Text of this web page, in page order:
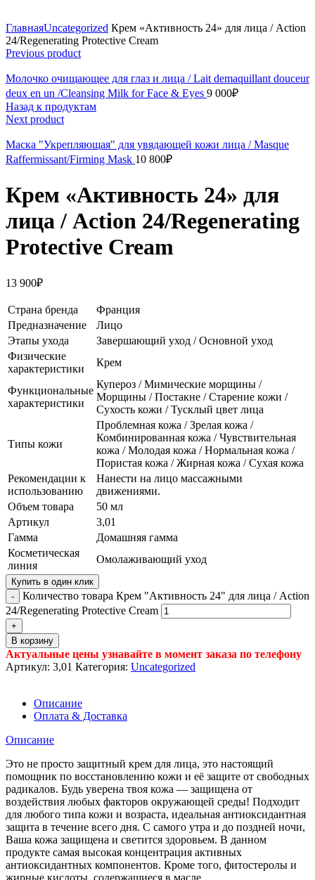
ГлавнаяUncategorized Крем «Активность 24» для лица / Action
24/Regenerating Protective Cream
Previous product
Молочко очищающее для глаз и лица / Lait demaquillant douceur
deux en un /Cleansing Milk for Face & Eyes 9 000₽
Назад к продуктам
Next product
Маска "Укрепляющая" для увядающей кожи лица / Masque
Raffermissant/Firming Mask 10 800₽
Крем «Активность 24» для
лица / Action 24/Regenerating
Protective Cream
13 900₽
Страна бренда
Франция
Предназначение
Лицо
Этапы ухода
Завершающий уход / Основной уход
Физические
характеристики
Крем
Функциональные
характеристики
Купероз / Мимические морщины /
Морщины / Постакне / Старение кожи /
Сухость кожи / Тусклый цвет лица
Типы кожи
Проблемная кожа / Зрелая кожа /
Комбинированная кожа / Чувствительная
кожа / Молодая кожа / Нормальная кожа /
Пористая кожа / Жирная кожа / Сухая кожа
Рекомендации к
использованию
Нанести на лицо массажными
движениями.
Объем товара
50 мл
Артикул
3,01
Гамма
Домашняя гамма
Косметическая
линия
Омолаживающий уход
Купить в один клик
Количество товара Крем "Активность 24" для лица / Action
24/Regenerating Protective Cream
В корзину
Актуальные цены узнавайте в момент заказа по телефону
Артикул: 3,01 Категория: Uncategorized
Описание
Оплата & Доставка
Описание
Это не просто защитный крем для лица, это настоящий
помощник по восстановлению кожи и её защите от свободных
радикалов. Будь уверена твоя кожа — защищена от
воздействия любых факторов окружающей среды! Подходит
для любого типа кожи и возраста, идеальная антиоксидантная
защита в течение всего дня. С самого утра и до поздней ночи,
Ваша кожа защищена и светится здоровьем. В данном
продукте самая высокая концентрация активных
антиоксидантных компонентов. Кроме того, фитостеролы и